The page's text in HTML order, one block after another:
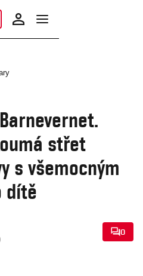
střet
s všemocným
dítě
0